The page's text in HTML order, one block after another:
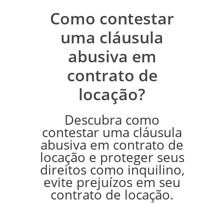
Como contestar
uma cláusula
abusiva em
contrato de
locação?
Descubra como
contestar uma cláusula
abusiva em contrato de
locação e proteger seus
direitos como inquilino,
evite prejuízos em seu
contrato de locação.